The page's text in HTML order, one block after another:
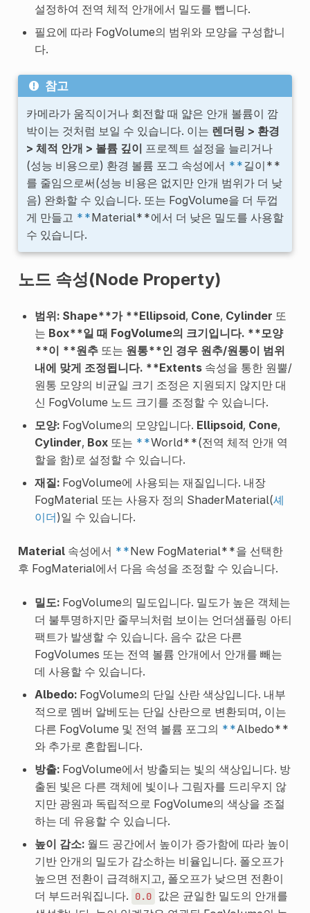
설정하여 전역 체적 안개에서 밀도를 뺍니다.
필요에 따라 FogVolume의 범위와 모양을 구성합니
다.
참고
카메라가 움직이거나 회전할 때 얇은 안개 볼륨이 깜
박이는 것처럼 보일 수 있습니다. 이는 렌더링 > 환경
> 체적 안개 > 볼륨 깊이 프로젝트 설정을 늘리거나
(성능 비용으로) 환경 볼륨 포그 속성에서 **길이**
를 줄임으로써(성능 비용은 없지만 안개 범위가 더 낮
음) 완화할 수 있습니다. 또는 FogVolume을 더 두껍
게 만들고 **Material**에서 더 낮은 밀도를 사용할
수 있습니다.
노드 속성(Node Property)
범위: Shape**가 **Ellipsoid, Cone, Cylinder 또
는 Box**일 때 FogVolume의 크기입니다. **모양
**이 **원추또는 원통**인 경우 원추/원통이 범위
내에 맞게 조정됩니다. **Extents속성을 통한 원뿔/
원통 모양의 비균일 크기 조정은 지원되지 않지만 대
신 FogVolume 노드 크기를 조정할 수 있습니다.
모양:FogVolume의 모양입니다. Ellipsoid, Cone,
Cylinder, Box또는 **World**(전역 체적 안개 역
할을 함)로 설정할 수 있습니다.
재질:FogVolume에 사용되는 재질입니다. 내장
FogMaterial 또는 사용자 정의 ShaderMaterial(셰
이더)일 수 있습니다.
Material속성에서 **New FogMaterial**을 선택한
후 FogMaterial에서 다음 속성을 조정할 수 있습니다.
밀도:FogVolume의 밀도입니다. 밀도가 높은 객체는
더 불투명하지만 줄무늬처럼 보이는 언더샘플링 아티
팩트가 발생할 수 있습니다. 음수 값은 다른
FogVolumes 또는 전역 볼륨 안개에서 안개를 빼는
데 사용할 수 있습니다.
Albedo:FogVolume의 단일 산란 색상입니다. 내부
적으로 멤버 알베도는 단일 산란으로 변환되며, 이는
다른 FogVolume 및 전역 볼륨 포그의 **Albedo**
와 추가로 혼합됩니다.
방출:FogVolume에서 방출되는 빛의 색상입니다. 방
출된 빛은 다른 객체에 빛이나 그림자를 드리우지 않
지만 광원과 독립적으로 FogVolume의 색상을 조절
하는 데 유용할 수 있습니다.
높이 감소:월드 공간에서 높이가 증가함에 따라 높이
기반 안개의 밀도가 감소하는 비율입니다. 폴오프가
높으면 전환이 급격해지고, 폴오프가 낮으면 전환이
더 부드러워집니다.
0.0 값은 균일한 밀도의 안개를